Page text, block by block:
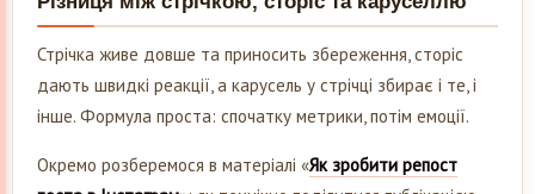
Стрічка живе довше та приносить збереження, сторіс
дають швидкі реакції, а карусель у стрічці збирає і те, і
інше. Формула проста: спочатку метрики, потім емоції.
Окремо розберемося в матеріалі «Як зробити репост